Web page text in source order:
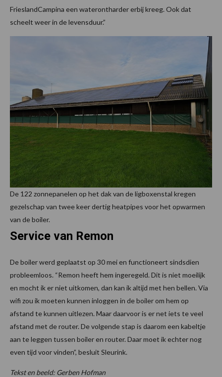
FrieslandCampina een waterontharder erbij kreeg. Ook dat
scheelt weer in de levensduur.”
De 122 zonnepanelen op het dak van de ligboxenstal kregen
gezelschap van twee keer dertig heatpipes voor het opwarmen
van de boiler.
Service van Remon
De boiler werd geplaatst op 30 mei en functioneert sindsdien
probleemloos. “Remon heeft hem ingeregeld. Dit is niet moeilijk
en mocht ik er niet uitkomen, dan kan ik altijd met hen bellen. Via
wifi zou ik moeten kunnen inloggen in de boiler om hem op
afstand te kunnen uitlezen. Maar daarvoor is er net iets te veel
afstand met de router. De volgende stap is daarom een kabeltje
aan te leggen tussen boiler en router. Daar moet ik echter nog
even tijd voor vinden”, besluit Sleurink.
Tekst en beeld: Gerben Hofman